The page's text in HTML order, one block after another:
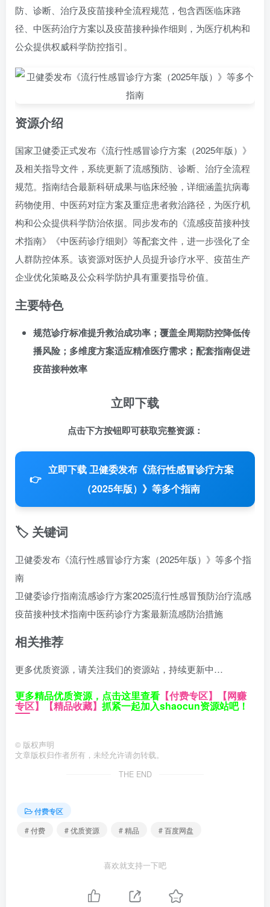
防、诊断、治疗及疫苗接种全流程规范，包含西医临床路
径、中医药治疗方案以及疫苗接种操作细则，为医疗机构和
公众提供权威科学防控指引。
资源介绍
国家卫健委正式发布《流行性感冒诊疗方案（2025年版）》
及相关指导文件，系统更新了流感预防、诊断、治疗全流程
规范。指南结合最新科研成果与临床经验，详细涵盖抗病毒
药物使用、中医药对症方案及重症患者救治路径，为医疗机
构和公众提供科学防治依据。同步发布的《流感疫苗接种技
术指南》《中医药诊疗细则》等配套文件，进一步强化了全
人群防控体系。该资源对医护人员提升诊疗水平、疫苗生产
企业优化策略及公众科学防护具有重要指导价值。
主要特色
规范诊疗标准提升救治成功率；覆盖全周期防控降低传
播风险；多维度方案适应精准医疗需求；配套指南促进
疫苗接种效率
立即下载
点击下方按钮即可获取完整资源：
👉
立即下载 卫健委发布《流行性感冒诊疗方案
（2025年版）》等多个指南
🏷️ 关键词
卫健委发布《流行性感冒诊疗方案（2025年版）》等多个指
南
卫健委诊疗指南流感诊疗方案2025流行性感冒预防治疗流感
疫苗接种技术指南中医药诊疗方案最新流感防治措施
相关推荐
更多优质资源，请关注我们的资源站，持续更新中…
更多精品优质资源，点击这里查看 【付费专区】 【网赚
专区】 【精品收藏】 抓紧一起加入shaocun资源站吧！
© 版权声明
文章版权归作者所有，未经允许请勿转载。
THE END
付费专区
# 付费
# 优质资源 # 精品 # 百度网盘
喜欢就支持一下吧